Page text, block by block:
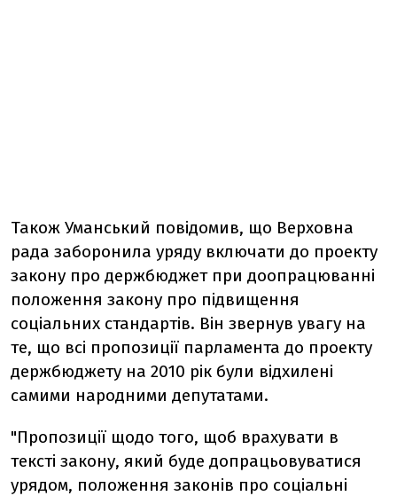
Також Уманський повідомив, що Верховна
рада заборонила уряду включати до проекту
закону про держбюджет при доопрацюванні
положення закону про підвищення
соціальних стандартів. Він звернув увагу на
те, що всі пропозиції парламента до проекту
держбюджету на 2010 рік були відхилені
самими народними депутатами.
"Пропозиції щодо того, щоб врахувати в
тексті закону, який буде допрацьовуватися
урядом, положення законів про соціальні